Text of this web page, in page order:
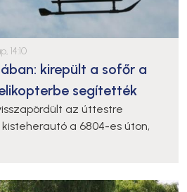
14:10
kirepült a sofőr a
segítették
az úttestre
a 6804-es úton,